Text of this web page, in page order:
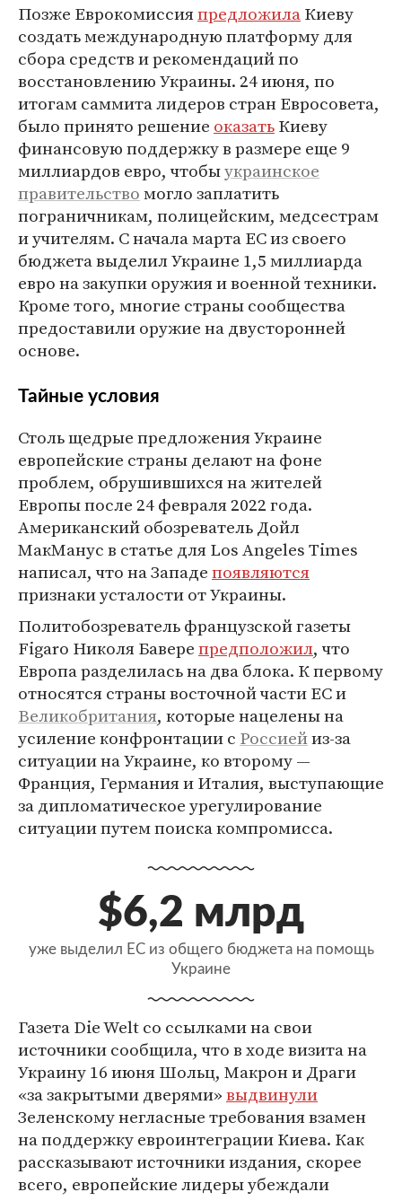
Позже ЕврокомиссияпредложилаКиеву
создать международную платформу для
сбора средств и рекомендаций по
восстановлению Украины. 24 июня, по
итогам саммита лидеров стран Евросовета,
было принято решение оказатьКиеву
финансовую поддержку в размере еще 9
миллиардов евро, чтобыукраинское
правительствомогло заплатить
пограничникам, полицейским, медсестрам
и учителям. С начала марта ЕС из своего
бюджета выделил Украине 1,5 миллиарда
евро на закупки оружия и военной техники.
Кроме того, многие страны сообщества
предоставили оружие на двусторонней
основе.
Тайные условия
Столь щедрые предложения Украине
европейские страны делают на фоне
проблем, обрушившихся на жителей
Европы после 24 февраля 2022 года.
Американский обозреватель Дойл
МакМанус в статье для Los Angeles Times
написал, что на Западепоявляются
признаки усталости от Украины.
Политобозреватель французской газеты
Figaro Николя Баверепредположил, что
Европа разделилась на два блока. К первому
относятся страны восточной части ЕС и
Великобритания, которые нацелены на
усиление конфронтации с Россиейиз-за
ситуации на Украине, ко второму —
Франция, Германия и Италия, выступающие
за дипломатическое урегулирование
ситуации путем поиска компромисса.
$6,2 млрд
уже выделил ЕС из общего бюджета на помощь
Украине
Газета Die Welt со ссылками на свои
источники сообщила, что в ходе визита на
Украину 16 июня Шольц, Макрон и Драги
«за закрытыми дверями»выдвинули
Зеленскому негласные требования взамен
на поддержку евроинтеграции Киева. Как
рассказывают источники издания, скорее
всего, европейские лидеры убеждали